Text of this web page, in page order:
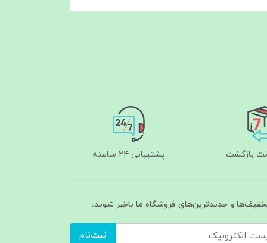
پشتیبانی ۲۴ ساعته
و جدیدترین‌های فروشگاه ما باخبر شوید:
ثبت‌نام